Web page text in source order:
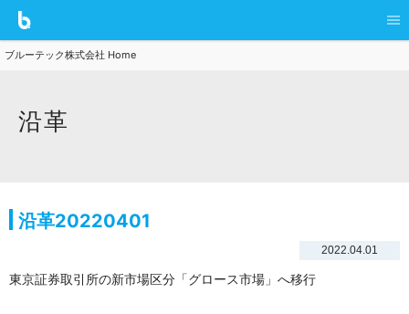
ブルーテック株式会社 Home
沿革
沿革20220401
2022.04.01
東京証券取引所の新市場区分「グロース市場」へ移行